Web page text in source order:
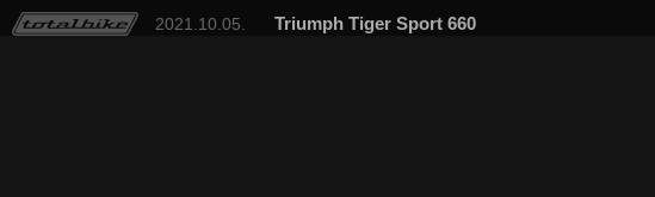
Triumph Tiger Sport 660
2021.10.05.